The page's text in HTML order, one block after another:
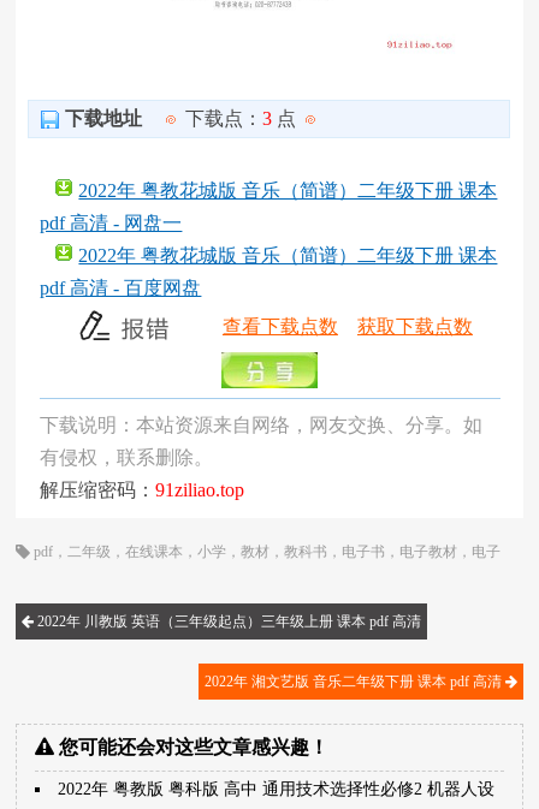
下载地址 下载点：3 点
2022年 粤教花城版 音乐（简谱）二年级下册 课本
pdf 高清 - 网盘一
2022年 粤教花城版 音乐（简谱）二年级下册 课本
pdf 高清 - 百度网盘
查看下载点数
获取下载点数
下载说明：本站资源来自网络，网友交换、分享。如
有侵权，联系删除。
解压缩密码：91ziliao.top
pdf ，二年级 ，在线课本 ，小学 ，教材 ，教科书 ， 电子书 ， 电子教材 ， 电子
2022年 川教版 英语（三年级起点）三年级上册 课本 pdf 高清
2022年 湘文艺版 音乐二年级下册 课本 pdf 高清
您可能还会对这些文章感兴趣！
2022年 粤教版 粤科版 高中 通用技术选择性必修2 机器人设